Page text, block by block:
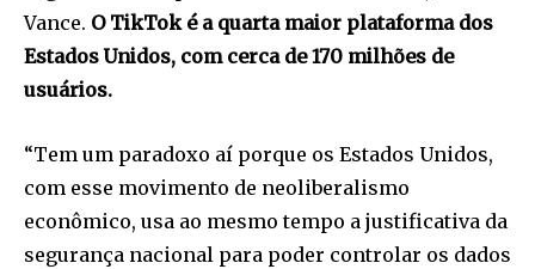
Vance. O TikTok é a quarta maior plataforma dos
Estados Unidos, com cerca de 170 milhões de
usuários.
“Tem um paradoxo aí porque os Estados Unidos,
com esse movimento de neoliberalismo
econômico, usa ao mesmo tempo a justificativa da
segurança nacional para poder controlar os dados